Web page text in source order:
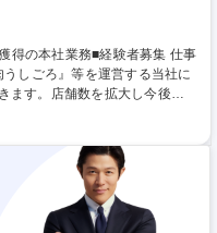
しごろ』等を運営する当社に
す。店舗数を拡大し今後も 1
業拡大中】個室が多く、テー